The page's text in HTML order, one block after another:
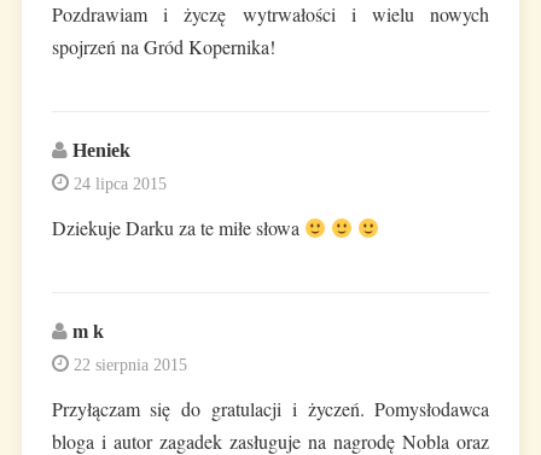
Pozdrawiam i życzę wytrwałości i wielu nowych
spojrzeń na Gród Kopernika!
Heniek
24 lipca 2015
Dziekuje Darku za te miłe słowa
m k
22 sierpnia 2015
Przyłączam się do gratulacji i życzeń. Pomysłodawca
bloga i autor zagadek zasługuje na nagrodę Nobla oraz